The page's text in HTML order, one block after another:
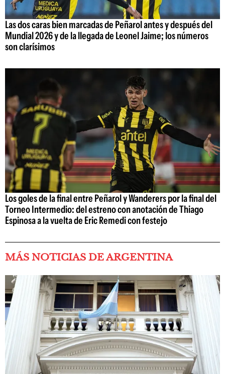
Las dos caras bien marcadas de Peñarol antes y después del
Mundial 2026 y de la llegada de Leonel Jaime; los números
son clarísimos
Los goles de la final entre Peñarol y Wanderers por la final del
Torneo Intermedio: del estreno con anotación de Thiago
Espinosa a la vuelta de Eric Remedi con festejo
MÁS NOTICIAS DE ARGENTINA